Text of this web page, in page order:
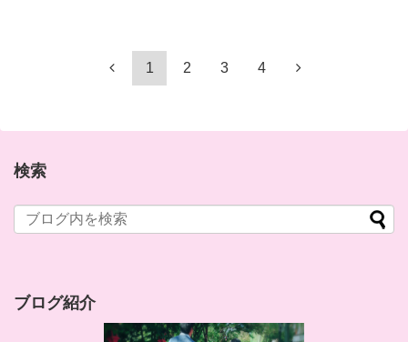
1 2 3 4
検索
ブログ紹介